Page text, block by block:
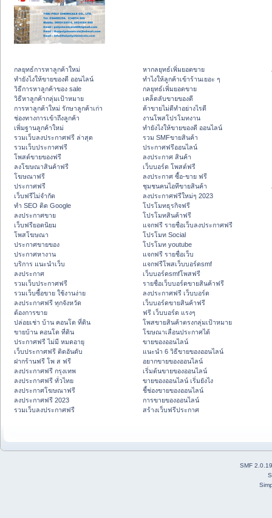
กลยุทธ์การหาลูกค้าใหม่
ทํายังไงให้ขายของดี ออนไลน์
วิธีการหาลูกค้าของ sale
วิธีหาลูกค้ากลุ่มเป้าหมาย
การหาลูกค้าใหม่ รักษาลูกค้าเก่า
ช่องทางการเข้าถึงลูกค้า
เพิ่มฐานลูกค้าใหม่
รวมเว็บลงประกาศฟรี ล่าสุด
รวมเว็บประกาศฟรี
โพสต์ขายของฟรี
ลงโฆษณาสินค้าฟรี
โฆษณาฟรี
ประกาศฟรี
เว็บฟรีไม่จำกัด
ทำ SEO ติด Google
ลงประกาศขาย
เว็บฟรียอดนิยม
โพสโฆษณา
ประกาศขายของ
ประกาศหางาน
บริการ แนะนำเว็บ
ลงประกาศ
รวมเว็บประกาศฟรี
รวมเว็บซื้อขาย ใช้งานง่าย
ลงประกาศฟรี ทุกจังหวัด
ต้องการขาย
ปล่อยเช่า บ้าน คอนโด ที่ดิน
ขายบ้าน คอนโด ที่ดิน
ประกาศฟรี ไม่มี หมดอายุ
เว็บประกาศฟรี ติดอันดับ
ฝากร้านฟรี โพ ส ฟรี
ลงประกาศฟรี กรุงเทพ
ลงประกาศฟรี ทั่วไทย
ลงประกาศโฆษณาฟรี
ลงประกาศฟรี 2023
รวมเว็บลงประกาศฟรี
หากลยุทธ์เพิ่มยอดขาย
ทําไงให้ลูกค้าเข้าร้านเยอะ ๆ
กลยุทธ์เพิ่มยอดขาย
เคล็ดลับขายของดี
ค้าขายไม่ดีทำอย่างไรดี
งานโพสโปรโมทงาน
ทํายังไงให้ขายของดี ออนไลน์
รวม SMFขายสินค้า
ประกาศฟรีออนไลน์
ลงประกาศ สินค้า
เว็บบอร์ด โพสต์ฟรี
ลงประกาศ ซื้อ-ขาย ฟรี
ชุมชนคนไอทีขายสินค้า
ลงประกาศฟรีใหม่ๆ 2023
โปรโมทธุรกิจฟรี
โปรโมทสินค้าฟรี
แจกฟรี รายชื่อเว็บลงประกาศฟรี
โปรโมท Social
โปรโมท youtube
แจกฟรี รายชื่อเว็บ
แจกฟรีโพสเว็บบอร์ดsmf
เว็บบอร์ดsmfโพสฟรี
รายชื่อเว็บบอร์ดขายสินค้าฟรี
ลงประกาศฟรี เว็บบอร์ด
เว็บบอร์ดขายสินค้าฟรี
ฟรี เว็บบอร์ด แรงๆ
โพสขายสินค้าตรงกลุ่มเป้าหมาย
โฆษณาเลื่อนประกาศได้
ขายของออนไลน์
แนะนำ 6 วิธีขายของออนไลน์
อยากขายของออนไลน์
เริ่มต้นขายของออนไลน์
ขายของออนไลน์ เริ่มยังไง
ชี้ช่องขายของออนไลน์
การขายของออนไลน์
สร้างเว็บฟรีประกาศ
SMF 2.0.19